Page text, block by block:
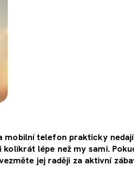
mobilní telefon prakticky
lépe než my sami.
jej raději za aktivní